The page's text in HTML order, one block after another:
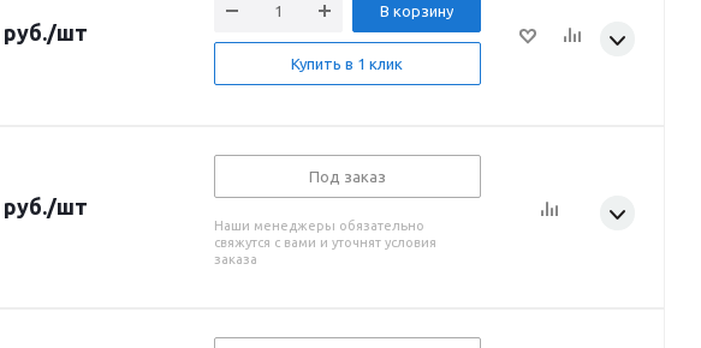
руб./шт
В корзину
Купить в 1 клик
руб./шт
Под заказ
Наши менеджеры обязательно
свяжутся с вами и уточнят условия
заказа